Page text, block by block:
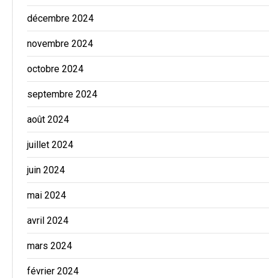
décembre 2024
novembre 2024
octobre 2024
septembre 2024
août 2024
juillet 2024
juin 2024
mai 2024
avril 2024
mars 2024
février 2024